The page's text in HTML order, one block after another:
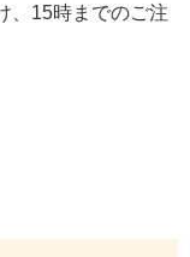
、15時までのご注